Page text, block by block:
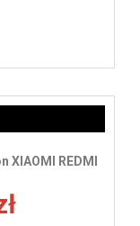
XIAOMI REDMI